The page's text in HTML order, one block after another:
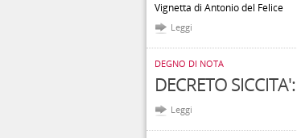
Vignetta di Antonio del Felice
Leggi
DEGNO DI NOTA
DECRETO
Leggi